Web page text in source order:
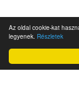
Az oldal cookie-kat
legyenek. Részletek